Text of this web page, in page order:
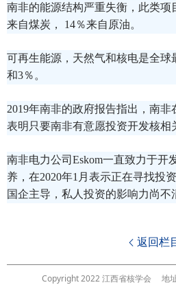
南非的能源结构严重失衡，此类项
来自煤炭， 14％来自原油。
可再生能源，天然气和核电是全
和3％。
2019年南非的政府报告指出，南
表明只要南非有意愿投资开发核
南非电力公司Eskom一直致力于开
养，在2020年1月表示正在寻找投
国企主导，私人投资的影响力尚
 返回栏
Copyright 2022 江西省核学会 地